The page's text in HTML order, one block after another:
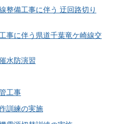
整備工事に伴う 迂回路切り
事に伴う県道千葉竜ケ崎線交
水防演習
工事
訓練の実施